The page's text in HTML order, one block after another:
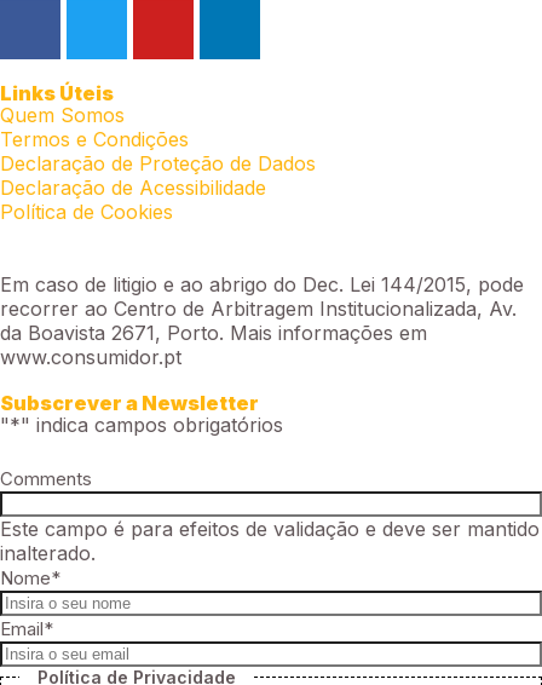
Links Úteis
Quem Somos
Termos e Condições
Declaração de Proteção de Dados
Declaração de Acessibilidade
Política de Cookies
Em caso de litigio e ao abrigo do Dec. Lei 144/2015, pode
recorrer ao Centro de Arbitragem Institucionalizada, Av.
da Boavista 2671, Porto. Mais informações em
www.consumidor.pt
Subscrever a Newsletter
"*" indica campos obrigatórios
Comments
Este campo é para efeitos de validação e deve ser mantido
inalterado.
Nome*
Email*
Política de Privacidade